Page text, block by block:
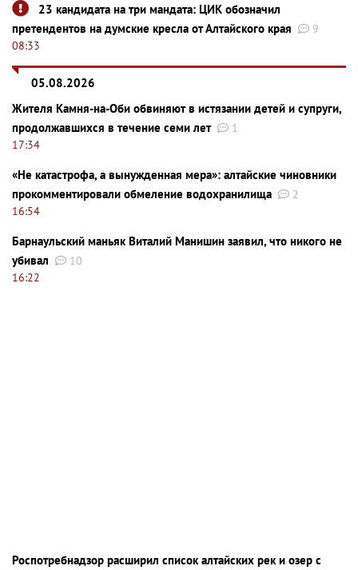
23 кандидата на три мандата: ЦИК обозначил
претендентов на думские кресла от Алтайского края
9
08:33
05.08.2026
Жителя Камня-на-Оби обвиняют в истязании детей и супруги,
продолжавшихся в течение семи лет
1
17:34
«Не катастрофа, а вынужденная мера»: алтайские чиновники
прокомментировали обмеление водохранилища
2
16:54
Барнаульский маньяк Виталий Манишин заявил, что никого не
убивал
10
16:22
Роспотребнадзор расширил список алтайских рек и озер с